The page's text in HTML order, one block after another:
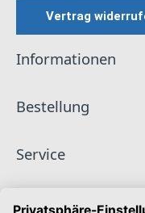
Vertrag
Informationen
Bestellung
Service
Unternehmen